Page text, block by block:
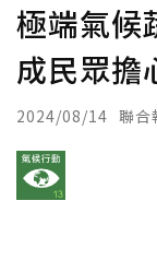
極端氣候
成民眾擔
2024/08/14 聯合